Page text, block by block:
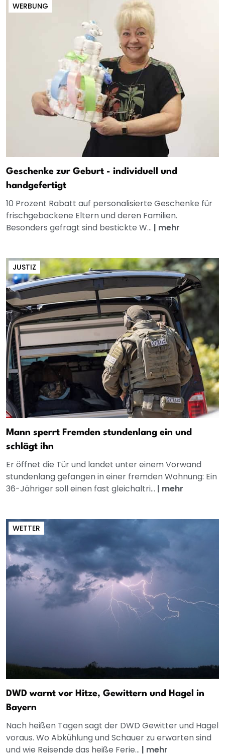
WERBUNG
Geschenke zur Geburt - individuell und
handgefertigt
10 Prozent Rabatt auf personalisierte Geschenke für
frischgebackene Eltern und deren Familien.
Besonders gefragt sind bestickte W... | mehr
JUSTIZ
Mann sperrt Fremden stundenlang ein und
schlägt ihn
Er öffnet die Tür und landet unter einem Vorwand
stundenlang gefangen in einer fremden Wohnung: Ein
36-Jähriger soll einen fast gleichaltri... | mehr
WETTER
DWD warnt vor Hitze, Gewittern und Hagel in
Bayern
Nach heißen Tagen sagt der DWD Gewitter und Hagel
voraus. Wo Abkühlung und Schauer zu erwarten sind
und wie Reisende das heiße Ferie... | mehr